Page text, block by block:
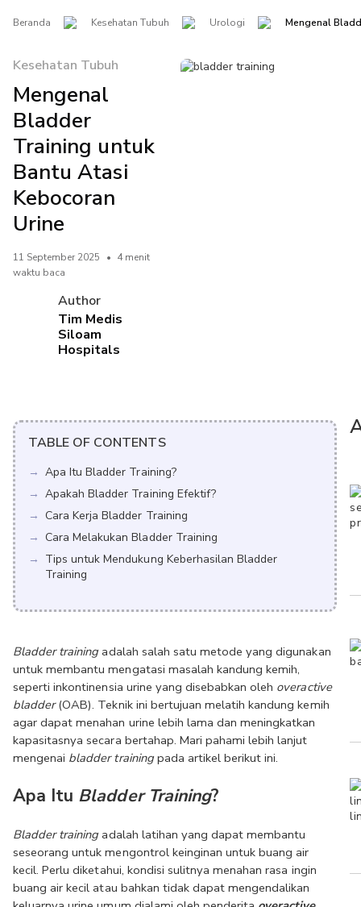
Beranda Kesehatan Tubuh Urologi Mengenal
Kesehatan Tubuh
Mengenal
Bladder
Training untuk
Bantu Atasi
Kebocoran
Urine
11 September 2025 • 4 menit
waktu baca
Author
Tim Medis
Siloam
Hospitals
TABLE OF CONTENTS
Apa Itu Bladder Training?
Apakah Bladder Training Efektif?
Cara Kerja Bladder Training
Cara Melakukan Bladder Training
Tips untuk Mendukung Keberhasilan Bladder
Training
Bladder training adalah salah satu metode yang digunakan
untuk membantu mengatasi masalah kandung kemih,
seperti inkontinensia urine yang disebabkan oleh overactive
bladder (OAB). Teknik ini bertujuan melatih kandung kemih
agar dapat menahan urine lebih lama dan meningkatkan
kapasitasnya secara bertahap. Mari pahami lebih lanjut
mengenai bladder training pada artikel berikut ini.
Apa Itu Bladder Training?
Bladder training adalah latihan yang dapat membantu
seseorang untuk mengontrol keinginan untuk buang air
kecil. Perlu diketahui, kondisi sulitnya menahan rasa ingin
buang air kecil atau bahkan tidak dapat mengendalikan